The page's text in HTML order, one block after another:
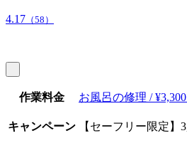
4.17 （58）
作業料金 お風呂の修理 /
キャンペーン 【セーフリー限定】